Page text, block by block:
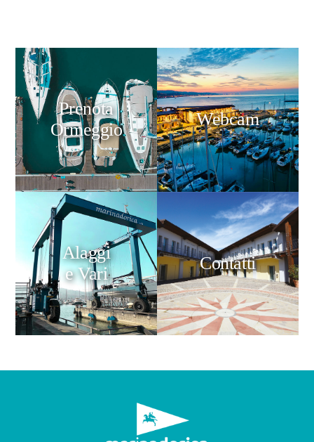
Prenota
Ormeggio
Webcam
Alaggi
e Vari
Contatti